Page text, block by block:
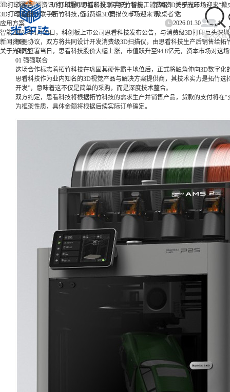
3D打印服
务
3D打印设
备
应用方
案
智能工
厂
新闻资
讯
关于光印
达
3D打印服务
3D打印设备
应用方案
智能工厂
新闻资讯
关于光印达
首页/新闻资讯/行业新闻/思看科技联手拓竹科技，消费级3D扫描仪市场迎来“掀
思看科技联手拓竹科技，消费级3D扫描仪市场迎来“掀桌者”？
2026.01.30
1
2026年1月29日，科创板上市公司思看科技发布公告，与消费级3D打印巨头深
根据协议，双方将共同设计开发消费级3D扫描仪，由思看科技生产后销售给拓
合同签署当日，思看科技股价大幅上涨，市值跃升至94.8亿元，资本市场对这
01 强强联合
这场合作标志着拓竹科技在巩固其硬件霸主地位后，正式将触角伸向3D数字化
思看科技作为业内知名的3D视觉产品与解决方案提供商，其技术实力是拓竹
开发”，意味着这不仅是简单的采购，而是深度技术整合。
双方约定，思看科技将根据拓竹科技的需求生产并销售产品，货款的支付将在
为框架性质，具体金额将根据后续实际订单确定。